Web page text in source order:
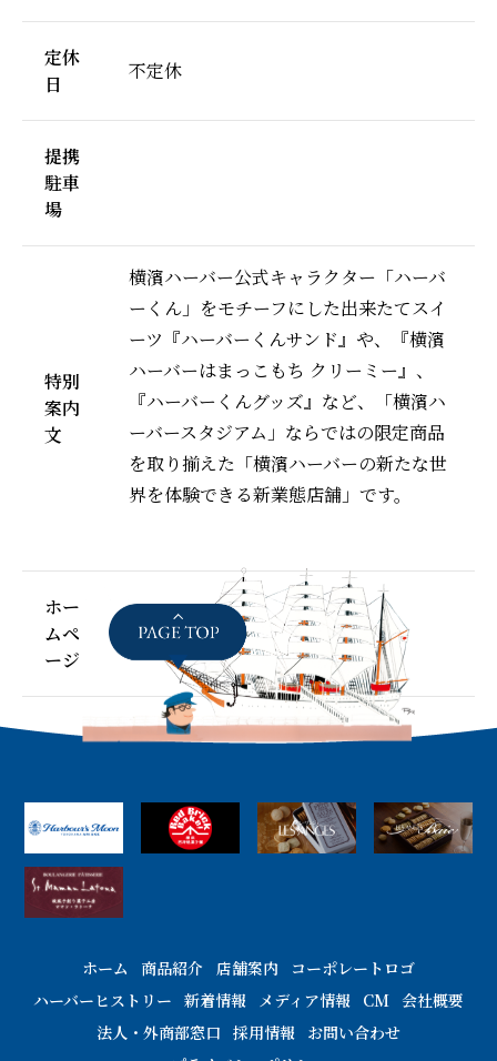
定休
日
不定休
提携
駐車
場
特別
案内
文
横濱ハーバー公式キャラクター「ハーバ
ーくん」をモチーフにした出来たてスイ
ーツ『ハーバーくんサンド』や、『横濱
ハーバーはまっこもち クリーミー』、
『ハーバーくんグッズ』など、「横濱ハ
ーバースタジアム」ならではの限定商品
を取り揃えた「横濱ハーバーの新たな世
界を体験できる新業態店舗」です。
ホー
ムペ
ージ
ホーム 商品紹介 店舗案内
コーポレートロゴ
ハーバーヒストリー 新着情報 メディア情報 CM 会社概要
法人・外商部窓口 採用情報 お問い合わせ